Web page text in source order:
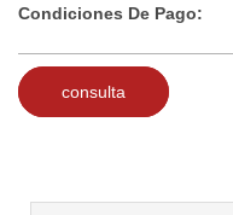
Condiciones De Pago:
consulta